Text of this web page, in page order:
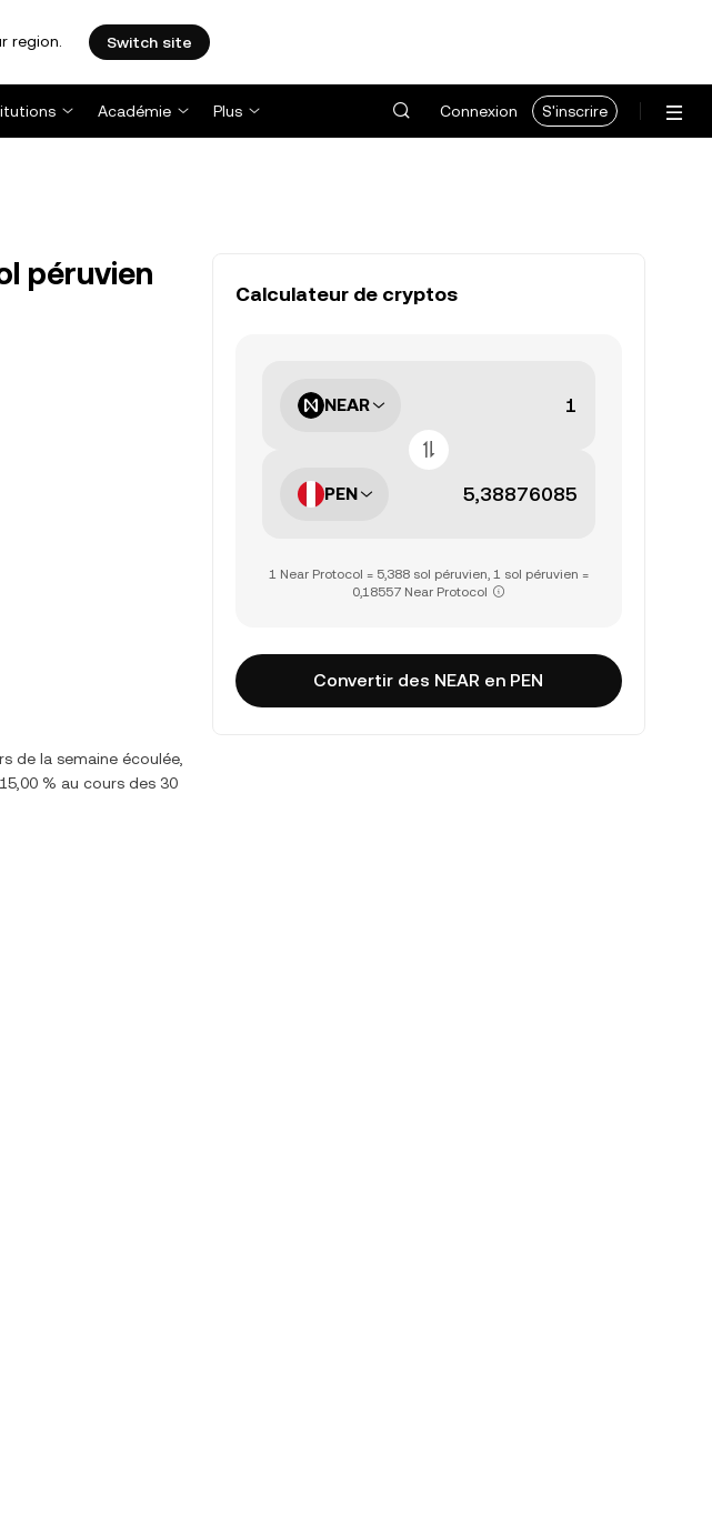
region. Switch site
Académie Plus Connexion S'inscrire
péruvien
de la semaine écoulée,
% au cours des 30
Calculateur de cryptos
NEAR
PEN
1 Near Protocol = 5,388 sol péruvien, 1 sol péruvien =
0,18557 Near Protocol
Convertir des NEAR en PEN